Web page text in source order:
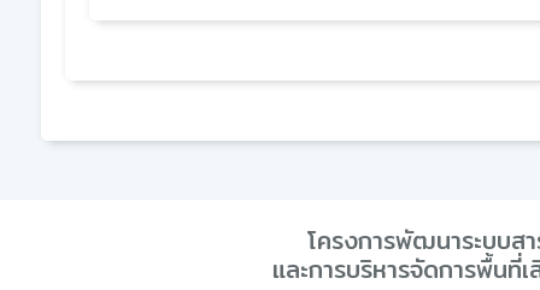
โครงการพัฒนาระบบส
และการบริหารจัดการพื้นที่